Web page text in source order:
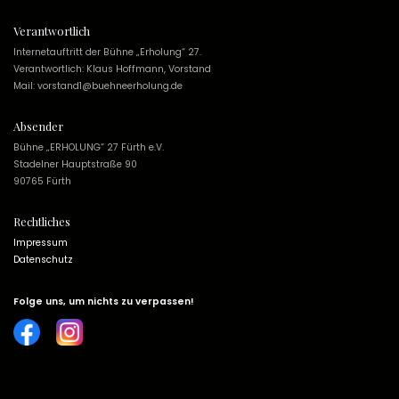
Verantwortlich
Internetauftritt der Bühne „Erholung“ 27.
Verantwortlich: Klaus Hoffmann, Vorstand
Mail: vorstand1@buehneerholung.de
Absender
Bühne „ERHOLUNG“ 27 Fürth e.V.
Stadelner Hauptstraße 90
90765 Fürth
Rechtliches
Impressum
Datenschutz
Folge uns, um nichts zu verpassen!